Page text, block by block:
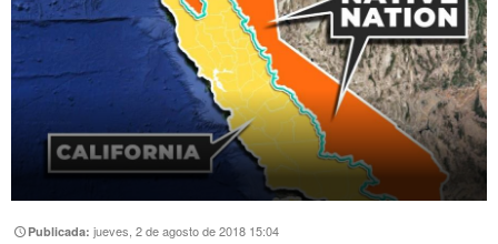
Publicada:jueves, 2 de agosto de 2018 15:04